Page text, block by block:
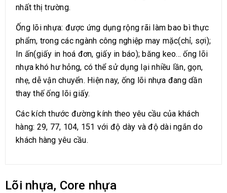
nhất thị trường.
Ống lõi nhựa: được ứng dụng rộng rãi làm bao bì thực
phẩm, trong các ngành công nghiệp may mặc(chỉ, sợi);
In ấn(giấy in hoá đơn, giấy in báo); băng keo... ống lõi
nhựa khó hư hỏng, có thể sử dụng lại nhiều lần, gọn,
nhẹ, dễ vận chuyển. Hiện nay, ống lõi nhựa đang dần
thay thế ống lõi giấy.
Các kích thước đường kính theo yêu cầu của khách
hàng: 29, 77, 104, 151 với độ dày và độ dài ngắn do
khách hàng yêu cầu.
Lõi nhựa, Core nhựa